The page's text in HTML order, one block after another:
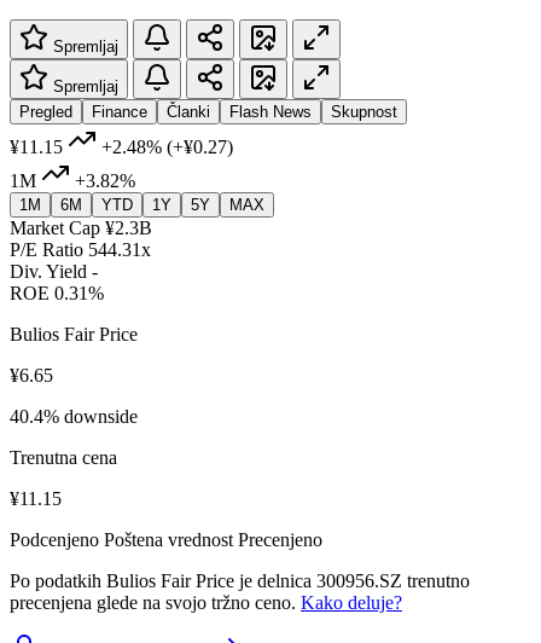
Spremljaj
Spremljaj
Pregled
Finance Članki Flash News Skupnost
¥11.15 +2.48% (+¥0.27)
1M
+3.82%
1M 6M YTD 1Y 5Y MAX
Market Cap ¥2.3B
P/E Ratio 544.31x
Div. Yield -
ROE 0.31%
Bulios Fair Price
¥6.65
40.4% downside
Trenutna cena
¥11.15
Podcenjeno Poštena vrednost Precenjeno
Po podatkih Bulios Fair Price je delnica 300956.SZ trenutno
precenjena glede na svojo tržno ceno. Kako deluje?